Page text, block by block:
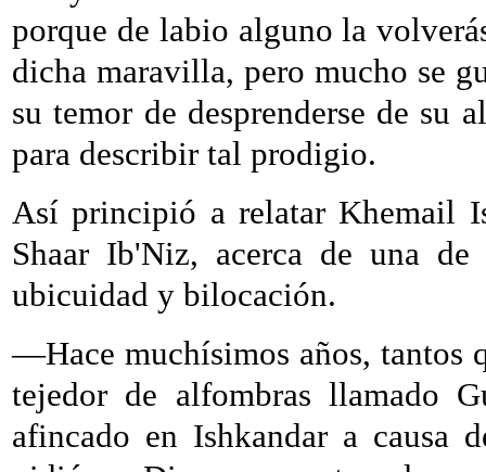
porque de labio alguno la
dicha maravilla, pero mucho se
su temor de desprenderse de su
para describir tal prodigio.
Así principió a relatar Khemail
Shaar Ib'Niz, acerca de una
ubicuidad y bilocación.
—Hace muchísimos años, tantos
tejedor de alfombras llamado
afincado en Ishkandar a causa